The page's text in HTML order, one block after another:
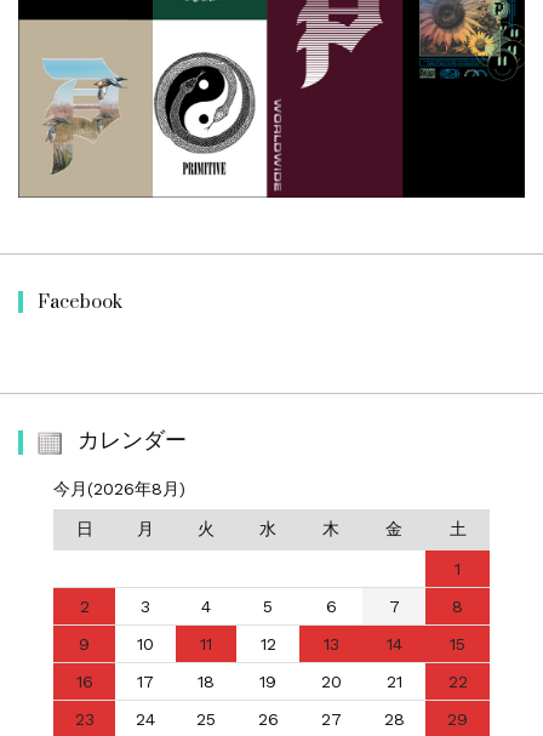
Facebook
カレンダー
今月(2026年8月)
日 月 火 水 木 金 土
1
2
3 4 5 6 7
8
9
10 11 12 13 14
15
16
17 18 19 20 21
22
23
24 25 26 27 28
29